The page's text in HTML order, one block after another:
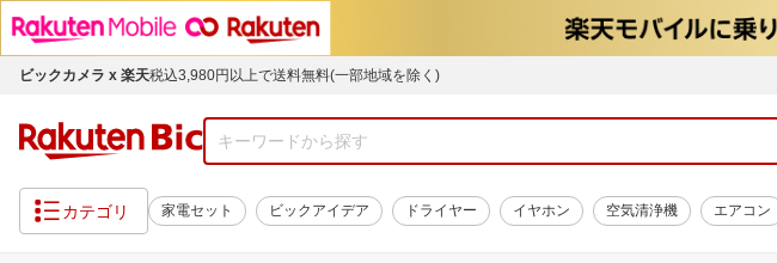
ビックカメラ x 楽天税込3,980円以上で送料無料(一部地域を除く)
カテゴリ 家電セット ビックアイデア ドライヤー イヤホン 空気清浄機 エアコン